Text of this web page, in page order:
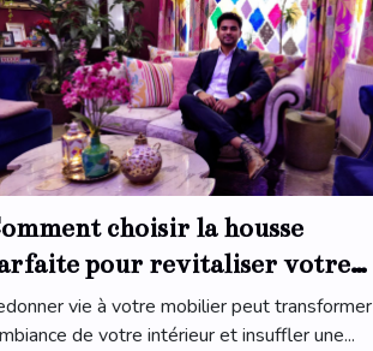
choisir la housse
pour revitaliser votre
?
vie à votre mobilier peut transformer
de votre intérieur et insuffler une...